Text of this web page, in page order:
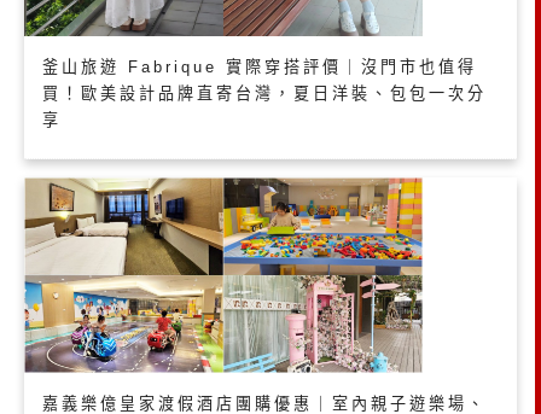
釜山旅遊 Fabrique 實際穿搭評價｜沒門市也值得
買！歐美設計品牌直寄台灣，夏日洋裝、包包一次分
享
嘉義樂億皇家渡假酒店團購優惠｜室內親子遊樂場、